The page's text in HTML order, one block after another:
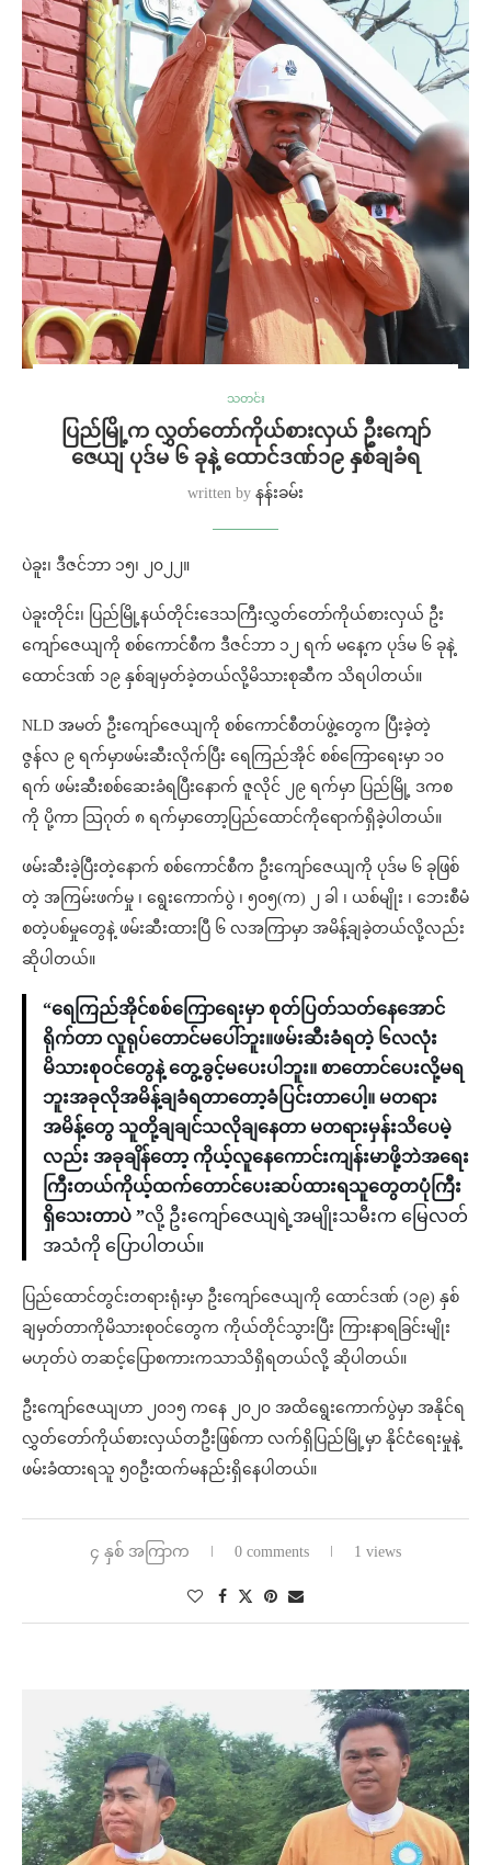
သတင်း
ပြည်မြို့က လွှတ်တော်ကိုယ်စားလှယ် ဦးကျော်
ဇေယျ ပုဒ်မ ၆ ခုနဲ့ ထောင်ဒဏ်၁၉ နှစ်ချခံရ
written by နန်းခမ်း
ပဲခူး၊ ဒီဇင်ဘာ ၁၅၊ ၂၀၂၂။
ပဲခူးတိုင်း၊ ပြည်မြို့နယ်တိုင်းဒေသကြီးလွှတ်တော်ကိုယ်စားလှယ် ဦး
ကျော်ဇေယျကို စစ်ကောင်စီက ဒီဇင်ဘာ ၁၂ ရက် မနေ့က ပုဒ်မ ၆ ခုနဲ့
ထောင်ဒဏ် ၁၉ နှစ်ချမှတ်ခဲ့တယ်လို့မိသားစုဆီက သိရပါတယ်။
NLD အမတ် ဦးကျော်ဇေယျကို စစ်ကောင်စီတပ်ဖွဲ့တွေက ပြီးခဲ့တဲ့
ဇွန်လ ၉ ရက်မှာဖမ်းဆီးလိုက်ပြီး ရေကြည်အိုင် စစ်ကြောရေးမှာ ၁၀
ရက် ဖမ်းဆီးစစ်ဆေးခံရပြီးနောက် ဇူလိုင် ၂၉ ရက်မှာ ပြည်မြို့ ဒကစ
ကို ပို့ကာ သြဂုတ် ၈ ရက်မှာတော့ပြည်ထောင်ကိုရောက်ရှိခဲ့ပါတယ်။
ဖမ်းဆီးခဲ့ပြီးတဲ့နောက် စစ်ကောင်စီက ဦးကျော်ဇေယျကို ပုဒ်မ ၆ ခုဖြစ်
တဲ့ အကြမ်းဖက်မှု ၊ ရွေးကောက်ပွဲ ၊ ၅၀၅(က) ၂ ခါ ၊ ယစ်မျိုး ၊ ဘေးစီမံ
စတဲ့ပစ်မှုတွေနဲ့ ဖမ်းဆီးထားပြီ ၆ လအကြာမှာ အမိန့်ချခဲ့တယ်လို့လည်း
ဆိုပါတယ်။
“ရေကြည်အိုင်စစ်ကြောရေးမှာ စုတ်ပြတ်သတ်နေအောင်
ရိုက်တာ လူရုပ်တောင်မပေါ်ဘူး။ဖမ်းဆီးခံရတဲ့ ၆လလုံး
မိသားစုဝင်တွေနဲ့ တွေ့ခွင့်မပေးပါဘူး။ စာတောင်ပေးလို့မရ
ဘူးအခုလိုအမိန့်ချခံရတာတော့ခံပြင်းတာပေါ့။ မတရား
အမိန့်တွေ သူတို့ချချင်သလိုချနေတာ မတရားမှန်းသိပေမဲ့
လည်း အခုချိန်တော့ ကိုယ့်လူနေကောင်းကျန်းမာဖို့ဘဲအရေး
ကြီးတယ်ကိုယ့်ထက်တောင်ပေးဆပ်ထားရသူတွေတပုံကြီး
ရှိသေးတာပဲ ”လို့ ဦးကျော်ဇေယျရဲ့အမျိုးသမီးက မြေလတ်
အသံကို ပြောပါတယ်။
ပြည်ထောင်တွင်းတရားရုံးမှာ ဦးကျော်ဇေယျကို ထောင်ဒဏ် (၁၉) နှစ်
ချမှတ်တာကိုမိသားစုဝင်တွေက ကိုယ်တိုင်သွားပြီး ကြားနာရခြင်းမျိုး
မဟုတ်ပဲ တဆင့်ပြောစကားကသာသိရှိရတယ်လို့ ဆိုပါတယ်။
ဦးကျော်ဇေယျဟာ ၂၀၁၅ ကနေ ၂၀၂၀ အထိရွေးကောက်ပွဲမှာ အနိုင်ရ
လွှတ်တော်ကိုယ်စားလှယ်တဦးဖြစ်ကာ လက်ရှိပြည်မြို့မှာ နိုင်ငံရေးမှုနဲ့
ဖမ်းခံထားရသူ ၅၀ဦးထက်မနည်းရှိနေပါတယ်။
၄ နှစ် အကြာက 0 comments 1 views